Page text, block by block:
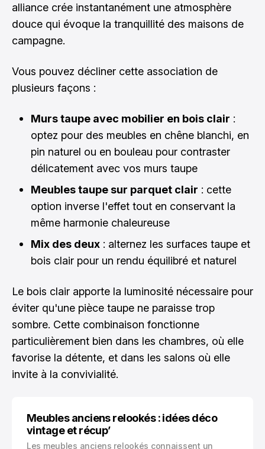
alliance crée instantanément une atmosphère
douce qui évoque la tranquillité des maisons de
campagne.
Vous pouvez décliner cette association de
plusieurs façons :
Murs taupe avec mobilier en bois clair :
optez pour des meubles en chêne blanchi, en
pin naturel ou en bouleau pour contraster
délicatement avec vos murs taupe
Meubles taupe sur parquet clair : cette
option inverse l'effet tout en conservant la
même harmonie chaleureuse
Mix des deux : alternez les surfaces taupe et
bois clair pour un rendu équilibré et naturel
Le bois clair apporte la luminosité nécessaire pour
éviter qu'une pièce taupe ne paraisse trop
sombre. Cette combinaison fonctionne
particulièrement bien dans les chambres, où elle
favorise la détente, et dans les salons où elle
invite à la convivialité.
Meubles anciens relookés : idées déco
vintage et récup’
Les meubles anciens relookés connaissent un